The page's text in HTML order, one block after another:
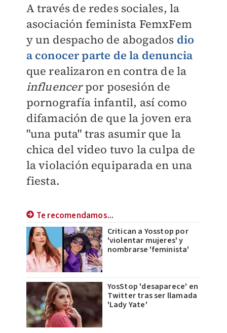
A través de redes sociales, la
asociación feminista FemxFem
y un despacho de abogados dio
a conocer parte de la denuncia
que realizaron en contra de la
influencerpor posesión de
pornografía infantil, así como
difamación de que la joven era
"una puta" tras asumir que la
chica del video tuvo la culpa de
la violación equiparada en una
fiesta.
Te recomendamos...
Critican a Yosstop por
'violentar mujeres' y
nombrarse 'feminista'
YosStop 'desaparece' en
Twitter tras ser llamada
'Lady Yate'